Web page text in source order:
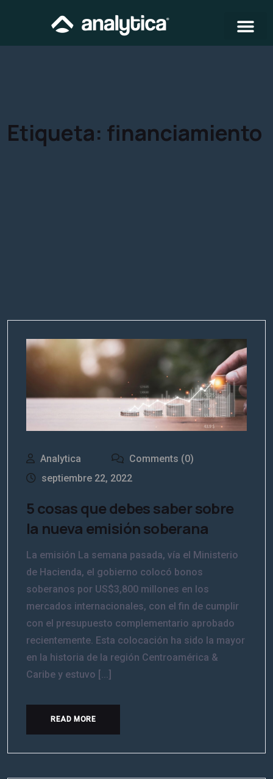
Etiqueta: financiamiento
Analytica
Comments (0)
septiembre 22, 2022
5 cosas que debes saber sobre
la nueva emisión soberana
La emisión La semana pasada, vía el Ministerio
de Hacienda, el gobierno colocó bonos
soberanos por US$3,800 millones en los
mercados internacionales, con el fin de cumplir
con el presupuesto complementario aprobado
recientemente. Esta colocación ha sido la mayor
en la historia de la región Centroamérica &
Caribe y estuvo [...]
READ MORE